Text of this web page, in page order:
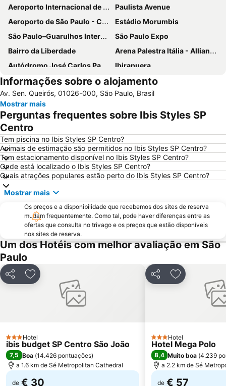
Aeroporto Internacional de São Paulo - Guarulhos
Paulista Avenue
Aeroporto de São Paulo - Congonhas
Estádio Morumbis
São Paulo–Guarulhos International Airport
São Paulo Expo
Bairro da Liberdade
Arena Palestra Itália - Allianz Parque
Autódromo José Carlos Pace-Interlagos
Ibirapuera
Ibirapuera Park
25 de Março
Anhembi Parque
WTC São Paulo
Consulado Geral dos Estados Unidos
Estádio do Pacaembu - Estádio Municipal Paulo Machado de Carvalho
JK Iguatemi
Parque Villa Lobos
Rua Augusta
Center Norte
Centro Cultural São Paulo
Largo do Arouche
Shopping Center Iguatemi
Zoológico de São Paulo
Estação da Luz
Arena de São Paulo - Arena Corinthians
Rebouças Convention Center
São Silvestre International Race
Vale do Anhangabaú
Belenzinho
Mercado Municipal
Book Biennal of São Paulo
Jardim Botânico de São Paulo
Formula 1 Brazilian Grand Prix
Sao Paulo Carnaval
Museu Paulista da USP
Hair Brasil
Teatro Abril
Bosque Maia
Cubatão
FRANCAL - International Shoes and Accessories Fashion Fair
Informações sobre o alojamento
Av. Sen. Queirós, 01026-000, São Paulo, Brasil
Mostrar mais
Perguntas frequentes sobre Ibis Styles SP
Centro
Tem piscina no Ibis Styles SP Centro?
Animais de estimação são permitidos no Ibis Styles SP Centro?
Tem estacionamento disponível no Ibis Styles SP Centro?
Onde está localizado o Ibis Styles SP Centro?
Quais atrações populares estão perto do Ibis Styles SP Centro?
Mostrar mais
Os preços e a disponibilidade que recebemos dos sites de reserva
mudam frequentemente. Como tal, pode haver diferenças entre as
ofertas que consulta no trivago e os preços que estão disponíveis
nos sites de reserva.
Um dos Hotéis com melhor avaliação em São
Paulo
PartilharAdicionar aos favoritos
3 Estrelas
Hotel
ibis budget SP Centro São João
7,5 Boa (14.426 pontuações)
a 1.6 km de Sé Metropolitan Cathedral
de € 30
PartilharAdicionar
3 Estrelas
Hotel
Hotel Mega Polo
8,4 Muito boa (4.239
a 2.2 km de Sé
de € 57